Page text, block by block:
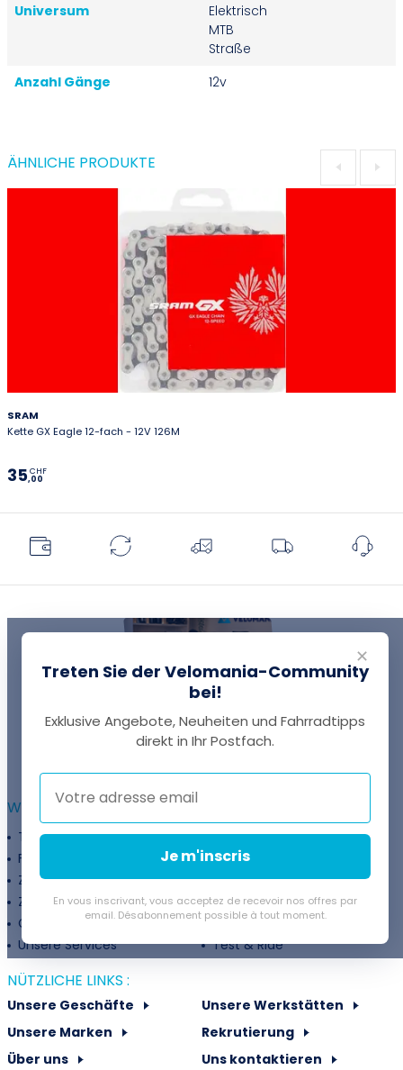
Universum
Elektrisch
MTB
Straße
Anzahl Gänge
12v
ÄHNLICHE PRODUKTE
SRAM
Kette GX Eagle 12-fach - 12V 126M
35,00
CHF
EINE FRAGE?
WEITERFÜHRENDE INFORMATIONEN :
Treueprogramm
Unternehmen
Finanzierung
Treueprogramm
Zahlungsflexibilität
Fahrradanpassung
Zuschüsse
Rückgaberichtlinie
Gutschein
Velovermietung
Unsere Services
Test & Ride
NÜTZLICHE LINKS :
Unsere Geschäfte
Unsere Werkstätten
Unsere Marken
Rekrutierung
Über uns
Uns kontaktieren
✕
Treten Sie der Velomania-Community
bei!
Exklusive Angebote, Neuheiten und Fahrradtipps
direkt in Ihr Postfach.
Je m'inscris
En vous inscrivant, vous acceptez de recevoir nos offres par
email. Désabonnement possible à tout moment.